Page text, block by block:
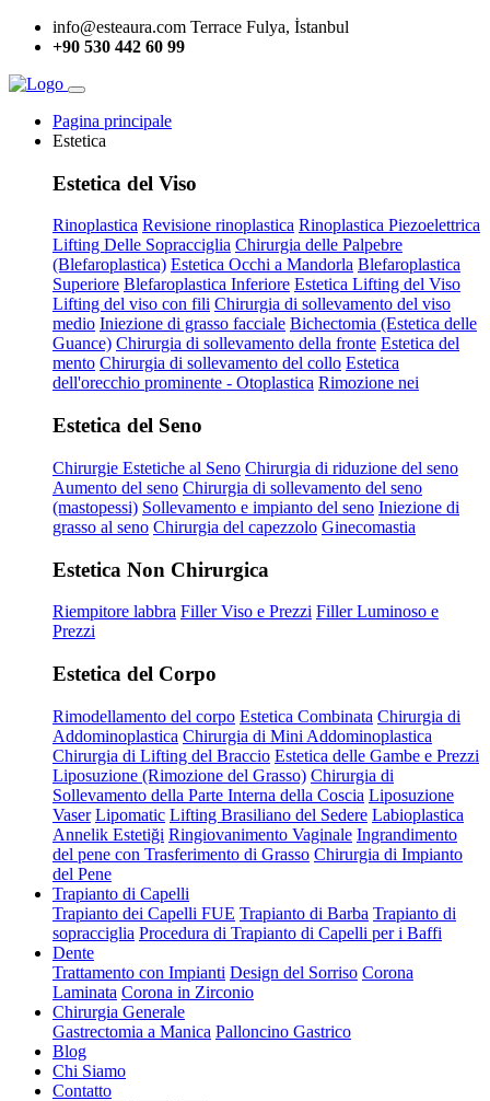
info@esteaura.com Terrace Fulya, İstanbul
+90 530 442 60 99
Pagina principale
Estetica
Estetica del Viso
Rinoplastica Revisione rinoplastica Rinoplastica Piezoelettrica
Lifting Delle Sopracciglia Chirurgia delle Palpebre
(Blefaroplastica) Estetica Occhi a Mandorla Blefaroplastica
Superiore Blefaroplastica Inferiore Estetica Lifting del Viso
Lifting del viso con fili Chirurgia di sollevamento del viso
medio Iniezione di grasso facciale Bichectomia (Estetica delle
Guance) Chirurgia di sollevamento della fronte Estetica del
mento Chirurgia di sollevamento del collo Estetica
dell'orecchio prominente - Otoplastica Rimozione nei
Estetica del Seno
Chirurgie Estetiche al Seno Chirurgia di riduzione del seno
Aumento del seno Chirurgia di sollevamento del seno
(mastopessi) Sollevamento e impianto del seno Iniezione di
grasso al seno Chirurgia del capezzolo Ginecomastia
Estetica Non Chirurgica
Riempitore labbra Filler Viso e Prezzi Filler Luminoso e
Prezzi
Estetica del Corpo
Rimodellamento del corpo Estetica Combinata Chirurgia di
Addominoplastica Chirurgia di Mini Addominoplastica
Chirurgia di Lifting del Braccio Estetica delle Gambe e Prezzi
Liposuzione (Rimozione del Grasso) Chirurgia di
Sollevamento della Parte Interna della Coscia Liposuzione
Vaser Lipomatic Lifting Brasiliano del Sedere Labioplastica
Annelik Estetiği Ringiovanimento Vaginale Ingrandimento
del pene con Trasferimento di Grasso Chirurgia di Impianto
del Pene
Trapianto di Capelli
Trapianto dei Capelli FUE Trapianto di Barba Trapianto di
sopracciglia Procedura di Trapianto di Capelli per i Baffi
Dente
Trattamento con Impianti Design del Sorriso Corona
Laminata Corona in Zirconio
Chirurgia Generale
Gastrectomia a Manica Palloncino Gastrico
Blog
Chi Siamo
Contatto